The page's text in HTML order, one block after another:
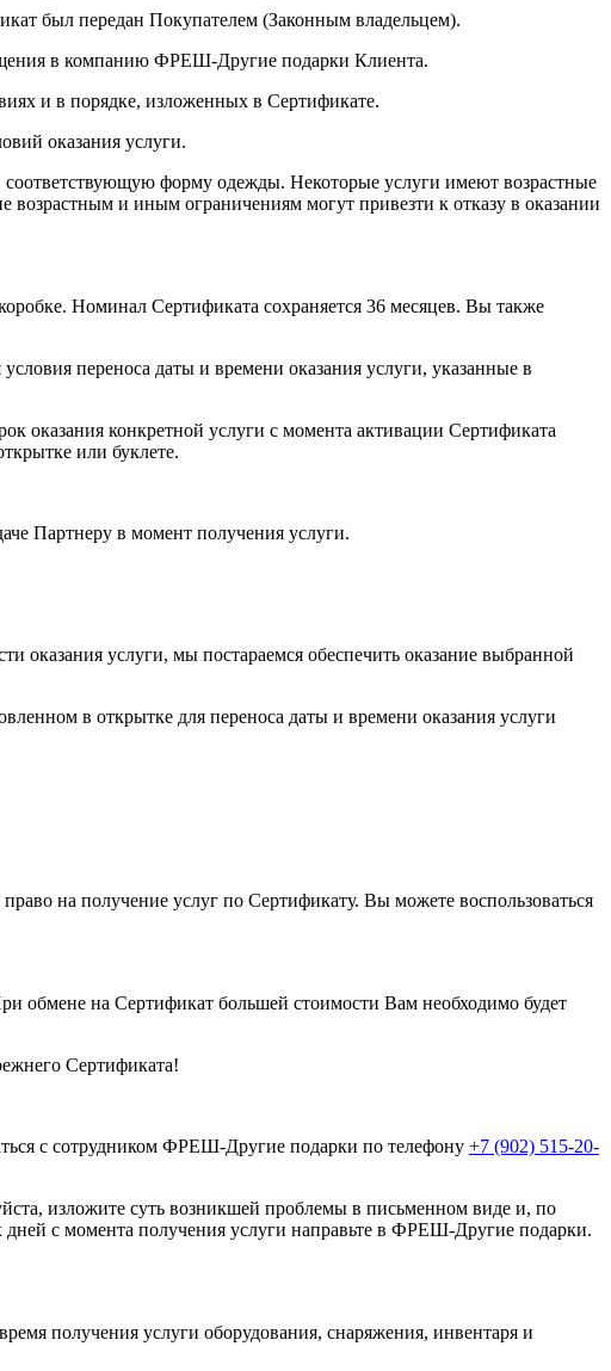
был передан Покупателем (Законным владельцем).
в компанию ФРЕШ-Другие подарки Клиента.
и в порядке, изложенных в Сертификате.
оказания услуги.
форму одежды. Некоторые услуги имеют возрастные
и иным ограничениям могут привезти к отказу в оказании
Номинал Сертификата сохраняется 36 месяцев. Вы также
переноса даты и времени оказания услуги, указанные в
оказания конкретной услуги с момента активации Сертификата
или буклете.
Партнеру в момент получения услуги.
оказания услуги, мы постараемся обеспечить оказание выбранной
в открытке для переноса даты и времени оказания услуги
на получение услуг по Сертификату. Вы можете воспользоваться
обмене на Сертификат большей стоимости Вам необходимо будет
Сертификата!
с сотрудником ФРЕШ-Другие подарки по телефону +7 (902) 515-20-
изложите суть возникшей проблемы в письменном виде и, по
дней с момента получения услуги направьте в ФРЕШ-Другие подарки.
получения услуги оборудования, снаряжения, инвентаря и